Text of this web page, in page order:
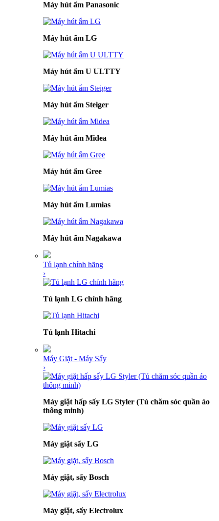
Máy hút ẩm Panasonic
Máy hút ẩm LG
Máy hút ẩm U ULTTY
Máy hút ẩm Steiger
Máy hút ẩm Midea
Máy hút ẩm Gree
Máy hút ẩm Lumias
Máy hút ẩm Nagakawa
Tủ lạnh chính hãng
›
Tủ lạnh LG chính hãng
Tủ lạnh Hitachi
Máy Giặt - Máy Sấy
›
Máy giặt hấp sấy LG Styler (Tủ chăm sóc quần áo
thông minh)
Máy giặt sấy LG
Máy giặt, sấy Bosch
Máy giặt, sấy Electrolux